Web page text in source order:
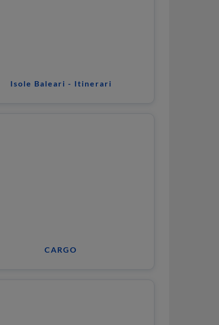
Isole Baleari - Itinerari
CARGO